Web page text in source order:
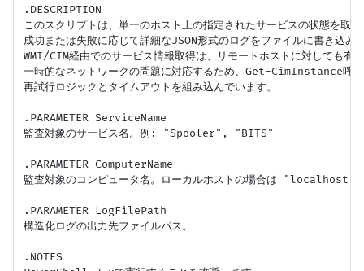
.DESCRIPTION
このスクリプトは、単一のホスト上の指定されたサービスの状態を取得
成功または失敗に応じて詳細なJSON形式のログをファイルに書き込み
WMI/CIM経由でのサービス情報取得は、リモートホストに対しても有
一時的なネットワークの問題に対応するため、Get-CimInstance呼
再試行ロジックとタイムアウトを組み込んでいます。
.PARAMETER ServiceName
監査対象のサービス名。例: "Spooler", "BITS"
.PARAMETER ComputerName
監査対象のコンピュータ名。ローカルホストの場合は "localhost"
.PARAMETER LogFilePath
構造化ログの出力先ファイルパス。
.NOTES